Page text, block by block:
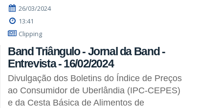
26/03/2024
13:41
Clipping
Band Triângulo - Jornal da Band -
Entrevista - 16/02/2024
Divulgação dos Boletins do Índice de Preços
ao Consumidor de Uberlândia (IPC-CEPES)
e da Cesta Básica de Alimentos de